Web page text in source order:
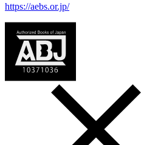
https://aebs.or.jp/